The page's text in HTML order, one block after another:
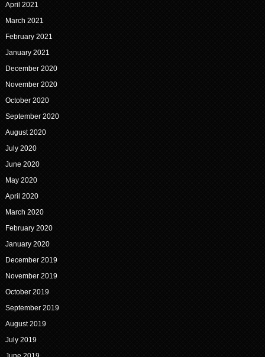
April 2021
March 2021
February 2021
January 2021
December 2020
November 2020
October 2020
September 2020
August 2020
July 2020
June 2020
May 2020
April 2020
March 2020
February 2020
January 2020
December 2019
November 2019
October 2019
September 2019
August 2019
July 2019